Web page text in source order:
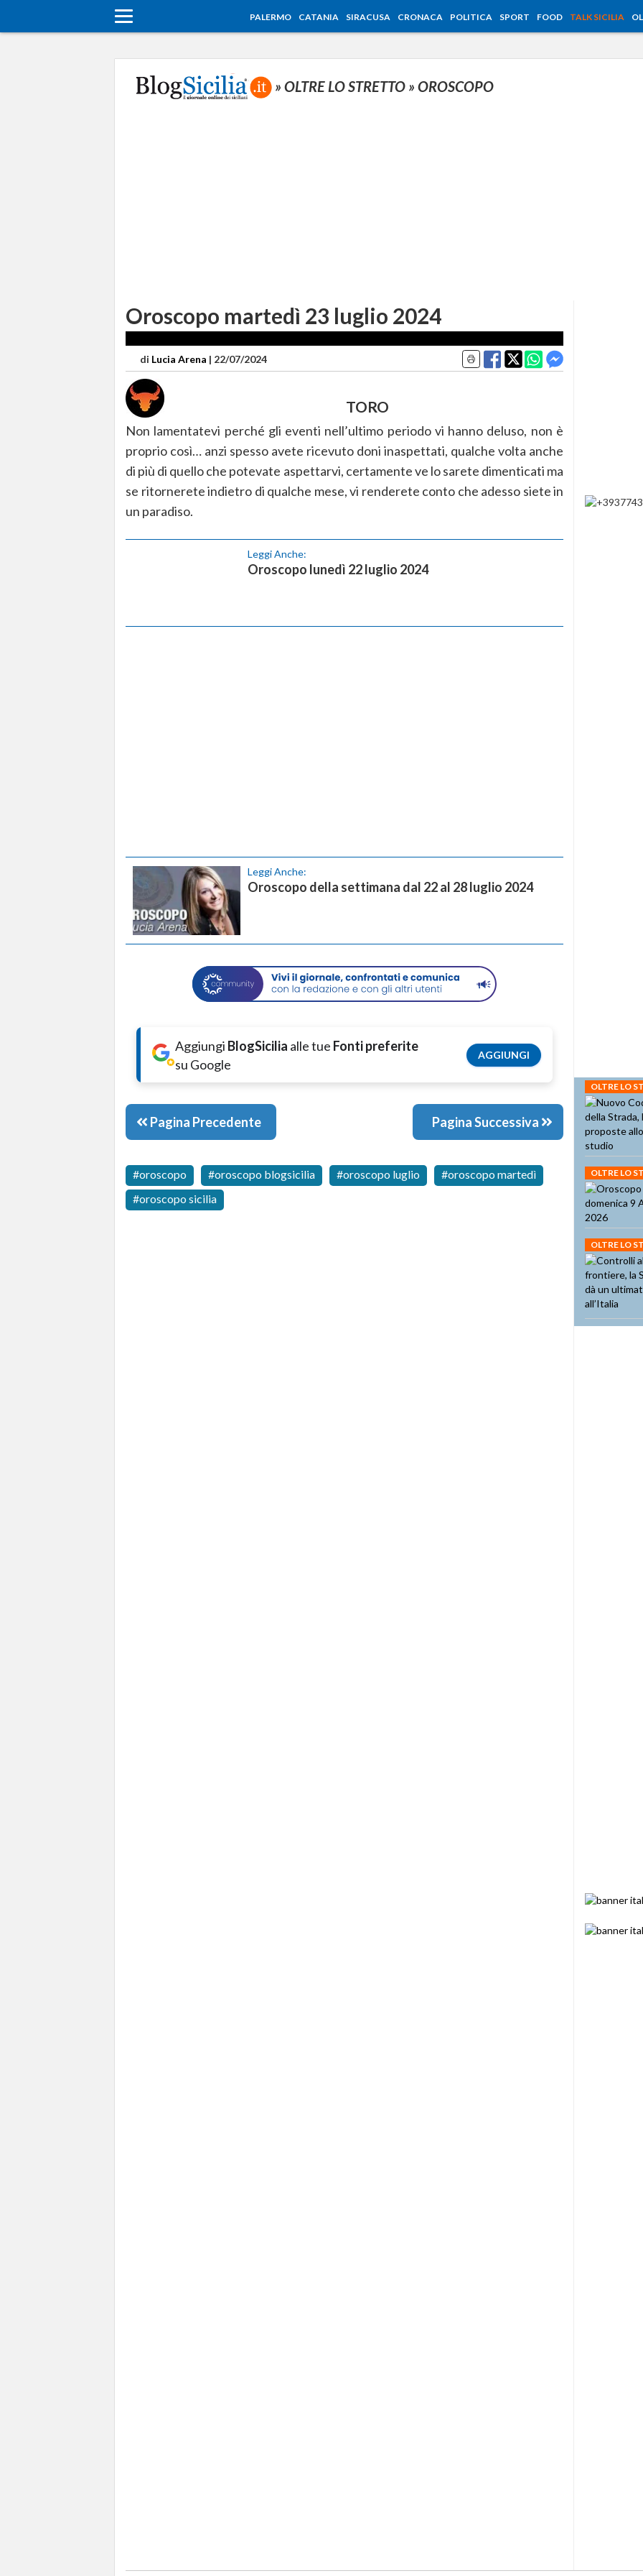
PALERMO CATANIA SIRACUSA CRONACA POLITICA SPORT FOOD TALK SICILIA
» OLTRE LO STRETTO » OROSCOPO
Oroscopo martedì 23 luglio 2024
di Lucia Arena | 22/07/2024
TORO
Non lamentatevi perché gli eventi nell’ultimo periodo vi hanno deluso, non è
proprio così… anzi spesso avete ricevuto doni inaspettati, qualche volta anche
di più di quello che potevate aspettarvi, certamente ve lo sarete dimenticati ma
se ritornerete indietro di qualche mese, vi renderete conto che adesso siete in
un paradiso.
Leggi Anche:
Oroscopo lunedì 22 luglio 2024
Leggi Anche:
Oroscopo della settimana dal 22 al 28 luglio 2024
Aggiungi BlogSicilia alle tue Fonti preferite
su Google
AGGIUNGI
Pagina Precedente Pagina Successiva
oroscopo oroscopo blogsicilia oroscopo luglio
oroscopo martedì
oroscopo sicilia
OLTRE LO
OLTRE LO
OLTRE LO